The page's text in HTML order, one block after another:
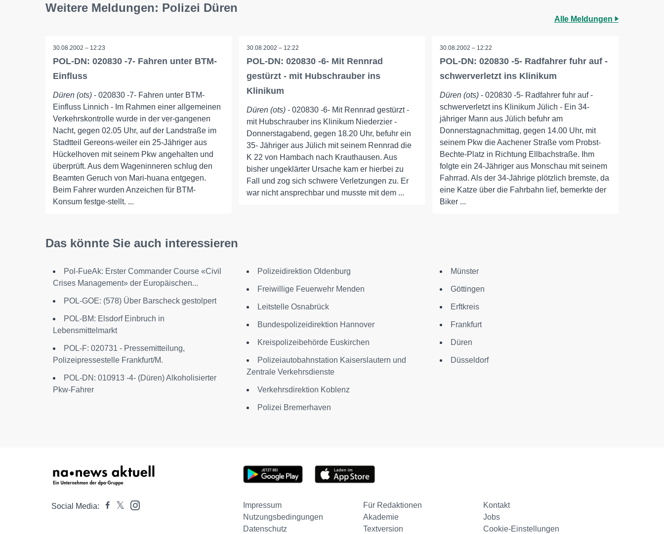
Weitere Meldungen: Polizei Düren
Alle Meldungen
30.08.2002 – 12:23
POL-DN: 020830 -7- Fahren unter BTM-
Einfluss
Düren (ots) - 020830 -7- Fahren unter BTM-
Einfluss Linnich - Im Rahmen einer allgemeinen
Verkehrskontrolle wurde in der ver-gangenen
Nacht, gegen 02.05 Uhr, auf der Landstraße im
Stadtteil Gereons-weiler ein 25-Jähriger aus
Hückelhoven mit seinem Pkw angehalten und
überprüft. Aus dem Wageninneren schlug den
Beamten Geruch von Mari-huana entgegen.
Beim Fahrer wurden Anzeichen für BTM-
Konsum festge-stellt. ...
30.08.2002 – 12:22
POL-DN: 020830 -6- Mit Rennrad
gestürzt - mit Hubschrauber ins
Klinikum
Düren (ots)- 020830 -6- Mit Rennrad gestürzt -
mit Hubschrauber ins Klinikum Niederzier -
Donnerstagabend, gegen 18.20 Uhr, befuhr ein
35- Jähriger aus Jülich mit seinem Rennrad die
K 22 von Hambach nach Krauthausen. Aus
bisher ungeklärter Ursache kam er hierbei zu
Fall und zog sich schwere Verletzungen zu. Er
war nicht ansprechbar und musste mit dem ...
30.08.2002 – 12:22
POL-DN: 020830 -5- Radfahrer fuhr auf -
schwerverletzt ins Klinikum
Düren (ots) - 020830 -5- Radfahrer fuhr auf -
schwerverletzt ins Klinikum Jülich - Ein 34-
jähriger Mann aus Jülich befuhr am
Donnerstagnachmittag, gegen 14.00 Uhr, mit
seinem Pkw die Aachener Straße vom Probst-
Bechte-Platz in Richtung Ellbachstraße. Ihm
folgte ein 24-Jähriger aus Monschau mit seinem
Fahrrad. Als der 34-Jährige plötzlich bremste, da
eine Katze über die Fahrbahn lief, bemerkte der
Biker ...
Das könnte Sie auch interessieren
Pol-FueAk: Erster Commander Course «Civil
Crises Management» der Europäischen...
POL-GOE: (578) Über Barscheck gestolpert
POL-BM: Elsdorf Einbruch in
Lebensmittelmarkt
POL-F: 020731 - Pressemitteilung,
Polizeipressestelle Frankfurt/M.
POL-DN: 010913 -4- (Düren) Alkoholisierter
Pkw-Fahrer
Polizeidirektion Oldenburg
Freiwillige Feuerwehr Menden
Leitstelle Osnabrück
Bundespolizeidirektion Hannover
Kreispolizeibehörde Euskirchen
Polizeiautobahnstation Kaiserslautern und
Zentrale Verkehrsdienste
Verkehrsdirektion Koblenz
Polizei Bremerhaven
Münster
Göttingen
Erftkreis
Frankfurt
Düren
Düsseldorf
Social Media: Impressum Für Redaktionen
Kontakt
Nutzungsbedingungen
Akademie
Jobs
Datenschutz
Textversion Cookie-Einstellungen